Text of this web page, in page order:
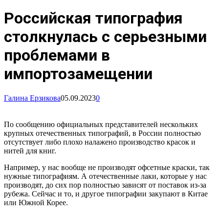
Российская типография
столкнулась с серьезными
проблемами в
импортозамещении
Галина Ерзикова05.09.20230
По сообщению официальных представителей нескольких
крупных отечественных типографий, в России полностью
отсутствует либо плохо налажено производство красок и
нитей для книг.
Например, у нас вообще не производят офсетные краски, так
нужные типографиям. А отечественные лаки, которые у нас
производят, до сих пор полностью зависят от поставок из-за
рубежа. Сейчас и то, и другое типографии закупают в Китае
или Южной Корее.